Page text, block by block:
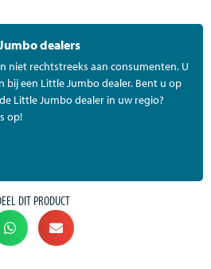
dealers
niet rechtstreeks aan consumenten. U
een Little Jumbo dealer. Bent u op
Little Jumbo dealer in uw regio?
op!
DIT PRODUCT